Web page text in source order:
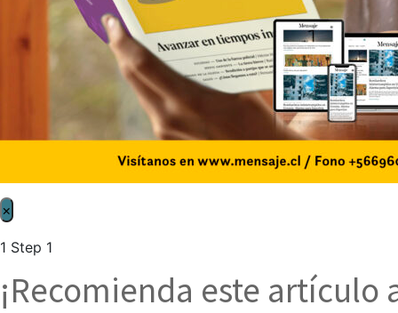
×
1 Step 1
¡Recomienda este artículo